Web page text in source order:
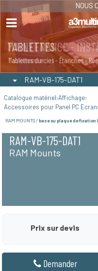
NOUS
MAINTENANCE -
Maintenance
TABLETTES
Tablettes durcies - Étanches -
RAM-VB-175-DAT1
Catalogue matériel Affichage
Accessoires pour Panel PC
RAM MOUNTS / base ou plaque de fixation
RAM-VB-175-DAT1
RAM Mounts
Prix sur devis
Demander